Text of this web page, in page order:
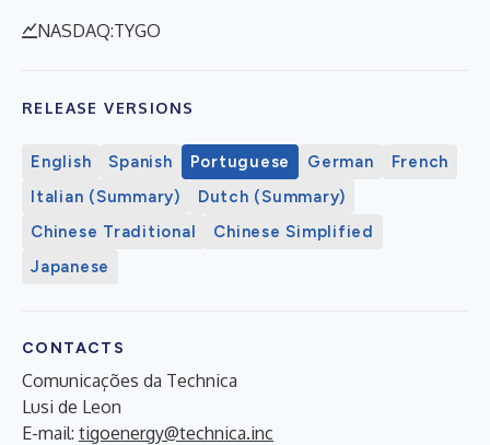
NASDAQ:TYGO
RELEASE VERSIONS
English Spanish Portuguese German
French
Italian (Summary)
Dutch (Summary)
Chinese Traditional
Chinese Simplified
Japanese
CONTACTS
Comunicações da Technica
Lusi de Leon
E-mail: tigoenergy@technica.inc